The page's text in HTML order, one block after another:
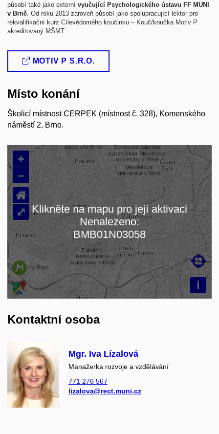
působí také jako externí vyučující Psychologického ústavu FF MUNI
v Brně . Od roku 2013 zároveň působí jako spolupracující lektor pro
rekvalifikační kurz Cílevědomého koučinku – Kouč/koučka Motiv P
akreditovaný MŠMT.
MOTIV P S.R.O.
Místo konání
Školicí místnost CERPEK (místnost č. 328), Komenského
náměstí 2, Brno.
Načítám mapu…
+
–
i

⌂
⤢ Klikněte na mapu pro její aktivaci
Nenalezeno:
BMB01N03058
Kontaktní osoba
Mgr. Iva Lízalová
Manažerka rozvoje a vzdělávání
771 276 567
lizalova@rect.muni.cz